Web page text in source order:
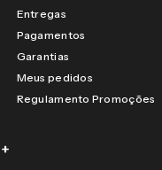
Entregas
Pagamentos
Garantias
Meus pedidos
Regulamento Promoções
+